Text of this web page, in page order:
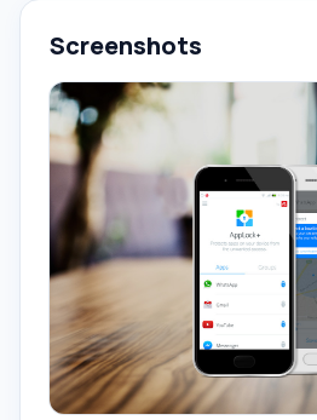
Screenshots